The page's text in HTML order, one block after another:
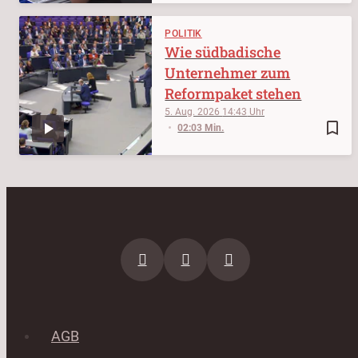
POLITIK
bookmark_border
5. Aug. 2026 14:43
02:03 Min.
Wie südbadische
Unternehmer zum
Reformpaket stehen
AGB